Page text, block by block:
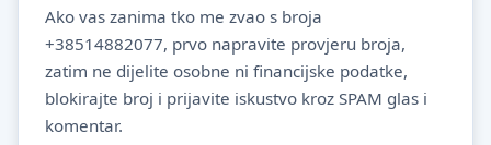
Ako vas zanima tko me zvao s broja
+38514882077, prvo napravite provjeru broja,
zatim ne dijelite osobne ni financijske podatke,
blokirajte broj i prijavite iskustvo kroz SPAM glas i
komentar.